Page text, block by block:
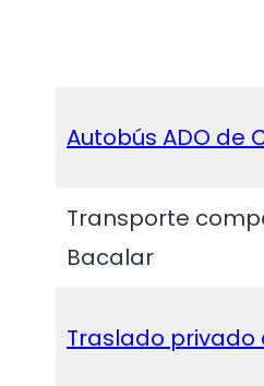
Autobús ADO de
Transporte
Bacalar
Traslado